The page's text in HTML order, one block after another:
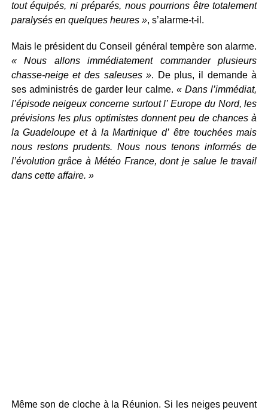
tout équipés, ni préparés, nous pourrions être totalement
paralysés en quelques heures », s’alarme-t-il.
Mais le président du Conseil général tempère son alarme.
« Nous allons immédiatement commander plusieurs
chasse-neige et des saleuses ». De plus, il demande à
ses administrés de garder leur calme. « Dans l’immédiat,
l’épisode neigeux concerne surtout l’ Europe du Nord, les
prévisions les plus optimistes donnent peu de chances à
la Guadeloupe et à la Martinique d’ être touchées mais
nous restons prudents. Nous nous tenons informés de
l’évolution grâce à Météo France, dont je salue le travail
dans cette affaire. »
Même son de cloche à la Réunion. Si les neiges peuvent